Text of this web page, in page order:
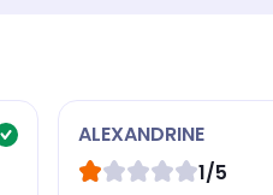
ALEXANDRINE
1/5